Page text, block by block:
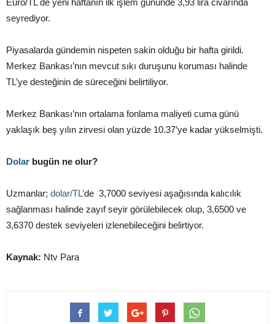
Euro/TL de yeni haftanın ilk işlem gününde 3,93 lira civarında
seyrediyor.
Piyasalarda gündemin nispeten sakin olduğu bir hafta girildi.
Merkez Bankası’nın mevcut sıkı duruşunu koruması halinde
TL’ye desteğinin de süreceğini belirtiliyor.
Merkez Bankası’nın ortalama fonlama maliyeti cuma günü
yaklaşık beş yılın zirvesi olan yüzde 10.37’ye kadar yükselmişti.
Dolar bugün ne olur?
Uzmanlar; dolar/TL’de 3,7000 seviyesi aşağısında kalıcılık
sağlanması halinde zayıf seyir görülebilecek olup, 3,6500 ve
3,6370 destek seviyeleri izlenebileceğini belirtiyor.
Kaynak: Ntv Para